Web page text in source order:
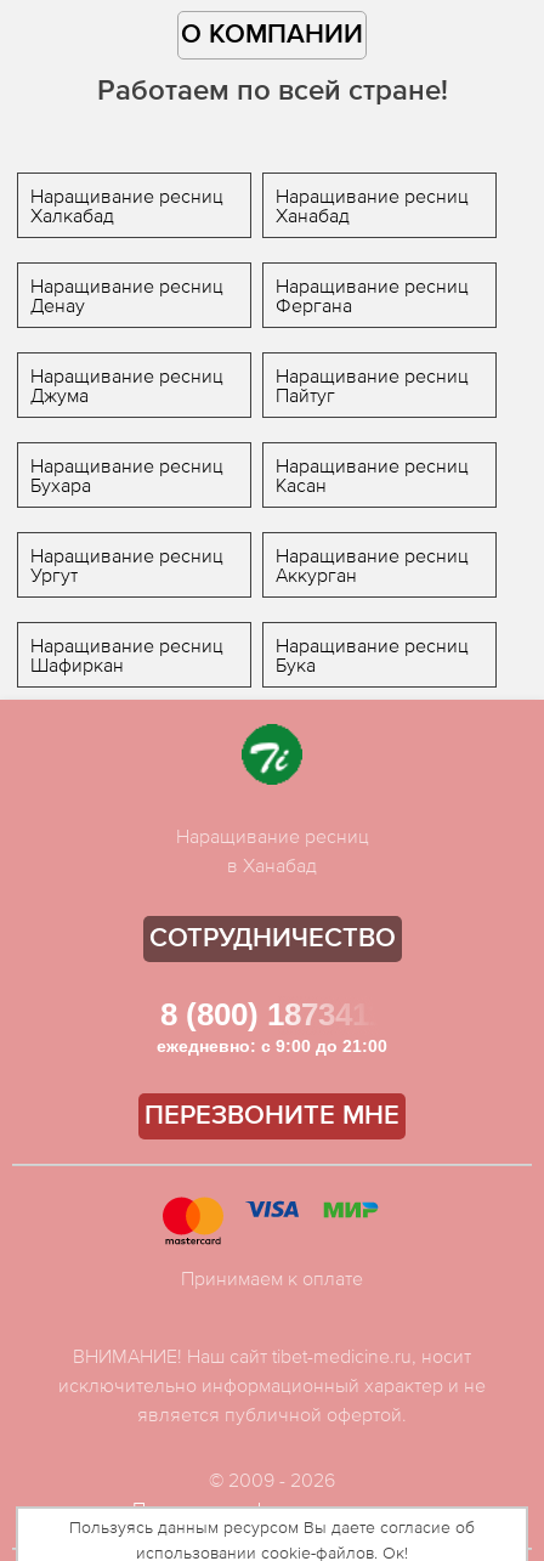
О КОМПАНИИ
Работаем по всей стране!
Наращивание ресниц
Халкабад
Наращивание ресниц
Ханабад
Наращивание ресниц
Денау
Наращивание ресниц
Фергана
Наращивание ресниц
Джума
Наращивание ресниц
Пайтуг
Наращивание ресниц
Бухара
Наращивание ресниц
Касан
Наращивание ресниц
Ургут
Наращивание ресниц
Аккурган
Наращивание ресниц
Шафиркан
Наращивание ресниц
Бука
Наращивание ресниц
в Ханабад
СОТРУДНИЧЕСТВО
8 (800) 1873411
ежедневно: с 9:00 до 21:00
ПЕРЕЗВОНИТЕ МНЕ
ВНИМАНИЕ! Наш сайт tibet-medicine.ru, носит
исключительно информационный характер и не
является публичной офертой.
© 2009 - 2026
Политика конфиденциальности
Принимаем к оплате
Пользуясь данным ресурсом Вы даете согласие об
использовании cookie-файлов. Ок!